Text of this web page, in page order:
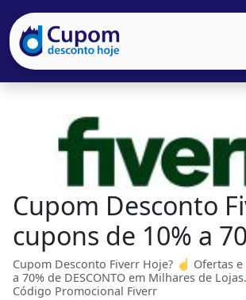
Cupom Desconto
cupons de 10% a
Cupom Desconto Fiverr Hoje? ☝ Ofertas
a 70% de DESCONTO em Milhares de
Código Promocional Fiverr